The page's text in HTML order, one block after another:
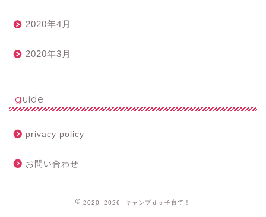
2020年4月
2020年3月
guide
privacy policy
お問い合わせ
2020–2026 キャンプｄｅ子育て！